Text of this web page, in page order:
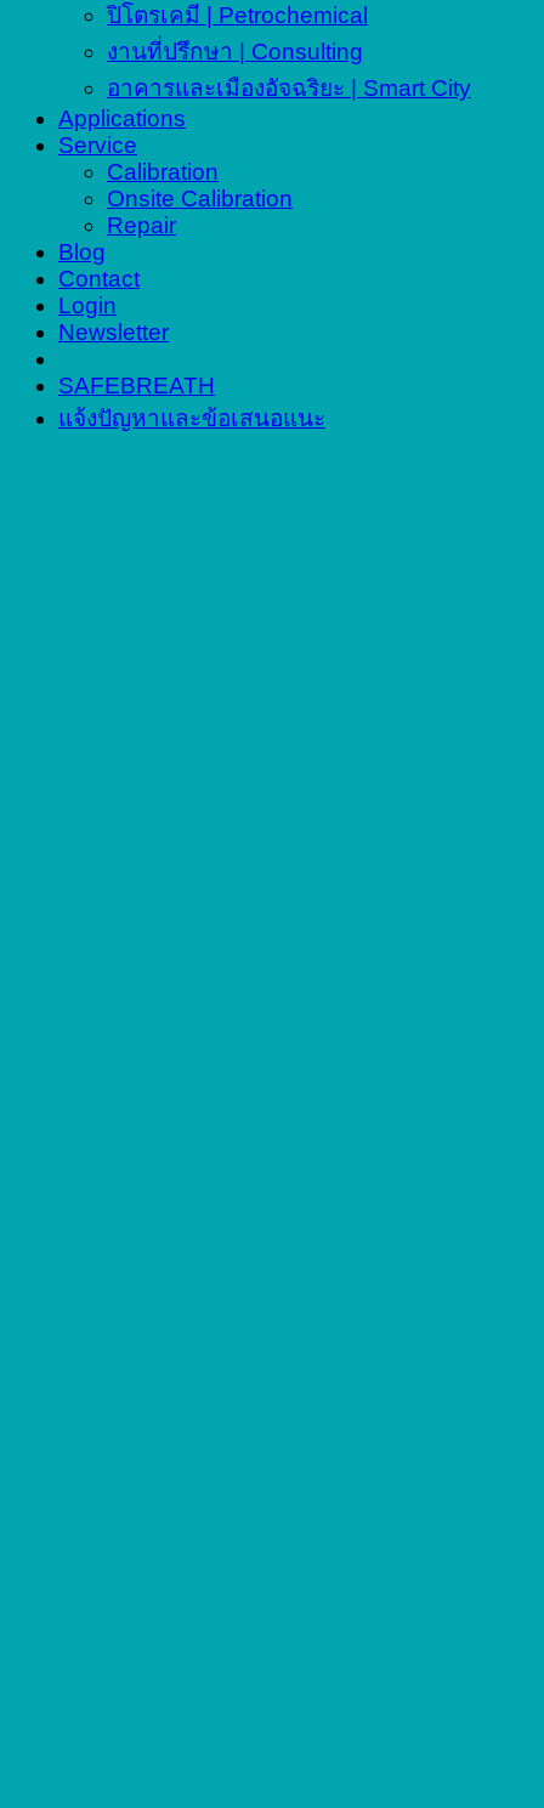
ปิโตรเคมี | Petrochemical
งานที่ปรึกษา | Consulting
อาคารและเมืองอัจฉริยะ | Smart City
Applications
Service
Calibration
Onsite Calibration
Repair
Blog
Contact
Login
Newsletter
SAFEBREATH
แจ้งปัญหาและข้อเสนอแนะ